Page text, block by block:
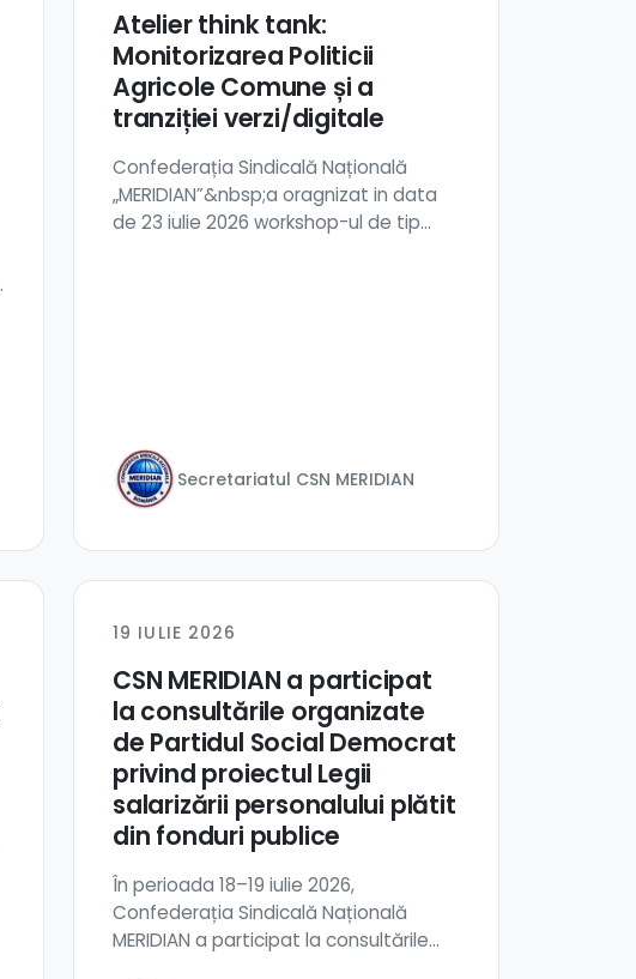
Atelier think tank:
Monitorizarea Politicii
Agricole Comune și a
tranziției verzi/digitale
Confederația Sindicală Națională
„MERIDIAN”&nbsp;a oragnizat in data
de 23 iulie 2026 workshop-ul de tip
Secretariatul CSN MERIDIAN
19 IULIE 2026
CSN MERIDIAN a participat
la consultările organizate
de Partidul Social Democrat
privind proiectul Legii
salarizării personalului plătit
din fonduri publice
În perioada 18–19 iulie 2026,
Confederația Sindicală Națională
MERIDIAN a participat la consultările